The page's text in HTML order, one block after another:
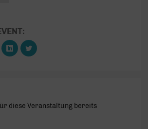
diese Veranstaltung bereits